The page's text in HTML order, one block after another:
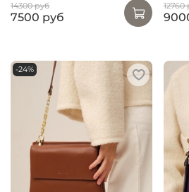
14300 руб
7500 руб
12760
-24%